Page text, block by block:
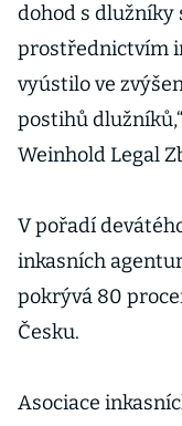
dohod s dlužníky
prostřednictvím
vyústilo ve
postihů
Weinhold Legal
V pořadí
inkasních
pokrývá 80
Česku.
Asociace